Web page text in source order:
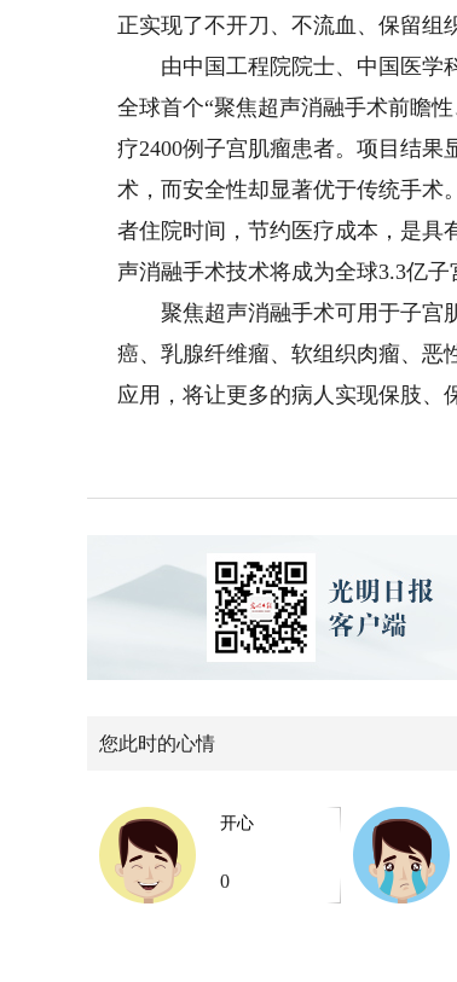
正实现了不开刀、不流血、保留组
由中国工程院院士、中国医学科
全球首个“聚焦超声消融手术前瞻
疗2400例子宫肌瘤患者。项目结
术，而安全性却显著优于传统手术
者住院时间，节约医疗成本，是具
声消融手术技术将成为全球3.3亿
聚焦超声消融手术可用于子宫肌
癌、乳腺纤维瘤、软组织肉瘤、恶
应用，将让更多的病人实现保肢、
您此时的心情
开心
0